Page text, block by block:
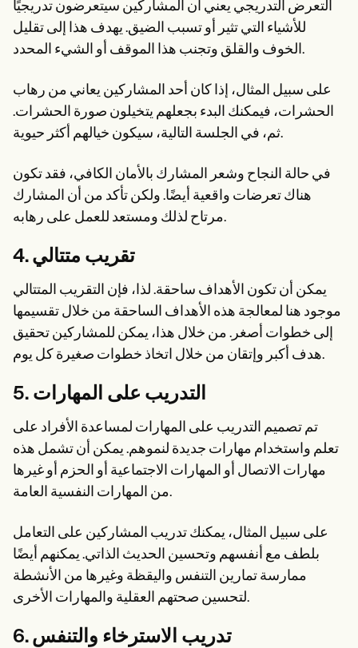
التعرض التدريجي يعني أن المشاركين سيتعرضون تدريجيًا
للأشياء التي تثير أو تسبب الضيق. يهدف هذا إلى تقليل
الخوف والقلق وتجنب هذا الموقف أو الشيء المحدد.
على سبيل المثال، إذا كان أحد المشاركين يعاني من رهاب
الحشرات، فيمكنك البدء بجعلهم يتخيلون صورة الحشرات.
ثم، في الجلسة التالية، سيكون خيالهم أكثر حيوية.
في حالة النجاح وشعر المشارك بالأمان الكافي، فقد تكون
هناك تعرضات واقعية أيضًا. ولكن تأكد من أن المشارك
مرتاح لذلك ومستعد للعمل على رهابه.
4. تقريب متتالي
يمكن أن تكون الأهداف ساحقة. لذا، فإن التقريب المتتالي
موجود هنا لمعالجة هذه الأهداف الساحقة من خلال تقسيمها
إلى خطوات أصغر. من خلال هذا، يمكن للمشاركين تحقيق
هدف أكبر وإتقان من خلال اتخاذ خطوات صغيرة كل يوم.
5. التدريب على المهارات
تم تصميم التدريب على المهارات لمساعدة الأفراد على
تعلم واستخدام مهارات جديدة لنموهم. يمكن أن تشمل هذه
مهارات الاتصال أو المهارات الاجتماعية أو الحزم أو غيرها
من المهارات النفسية العامة.
على سبيل المثال، يمكنك تدريب المشاركين على التعامل
بلطف مع أنفسهم وتحسين الحديث الذاتي. يمكنهم أيضًا
ممارسة تمارين التنفس واليقظة وغيرها من الأنشطة
لتحسين صحتهم العقلية والمهارات الأخرى.
6. تدريب الاسترخاء والتنفس